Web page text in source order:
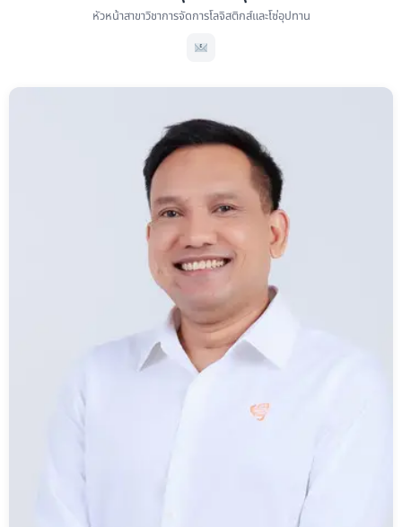
ดร. ภานุมาส ทองสุขดี
หัวหน้าสาขาวิชาการจัดการโลจิสติกส์และโซ่อุปทาน